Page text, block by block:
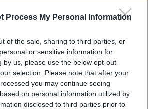
Process My Personal Information
of the sale, sharing to third parties, or
or sensitive information for
by us, please use the below opt-out
selection. Please note that after your
you may continue seeing
on personal information utilized by
disclosed to third parties prior to